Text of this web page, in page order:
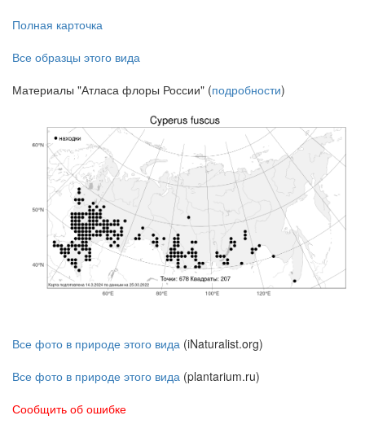
Полная карточка
Все образцы этого вида
Материалы "Атласа флоры России" (подробности)
Все фото в природе этого вида (iNaturalist.org)
Все фото в природе этого вида (plantarium.ru)
Сообщить об ошибке